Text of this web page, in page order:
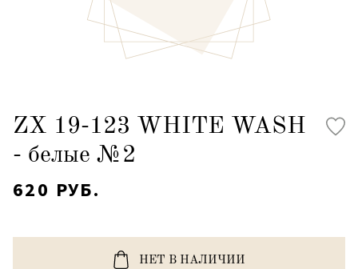
ZX 19-123 WHITE WASH
- белые №2
620 РУБ.
НЕТ В НАЛИЧИИ